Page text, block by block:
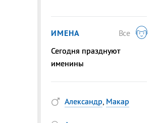
ИМЕНА
Все
Сегодня празднуют
именины
Александр, Макар